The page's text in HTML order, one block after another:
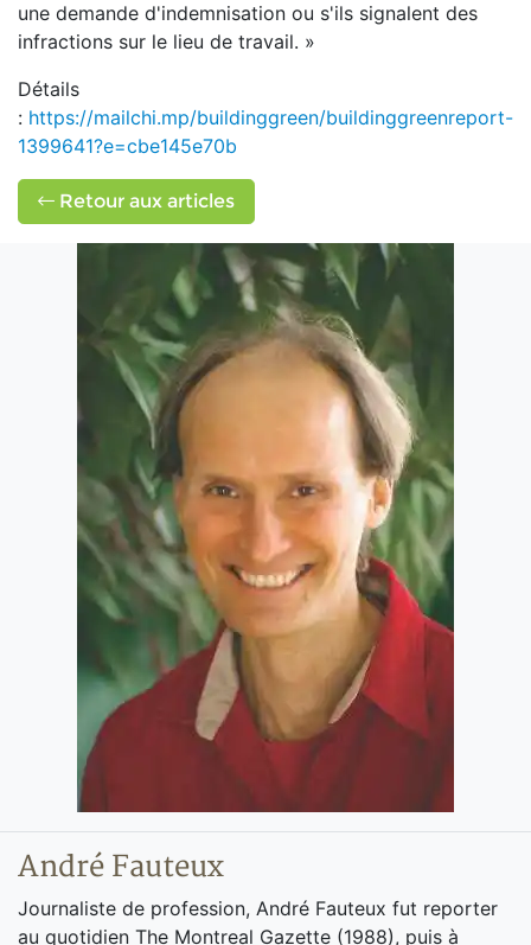
une demande d'indemnisation ou s'ils signalent des
infractions sur le lieu de travail. »
Détails
: https://mailchi.mp/buildinggreen/buildinggreenreport-
1399641?e=cbe145e70b
Retour aux articles
André Fauteux
Journaliste de profession, André Fauteux fut reporter
au quotidien The Montreal Gazette (1988), puis à